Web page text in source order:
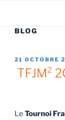
BLOG
PUBLIÉ
LE
21 OCTOBRE
TFJM²
Le Tournoi